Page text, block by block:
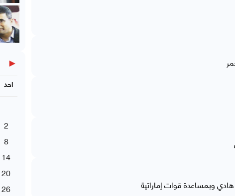
وبمساعدة قوات إماراتية
◀
احد
2
8
14
20
26